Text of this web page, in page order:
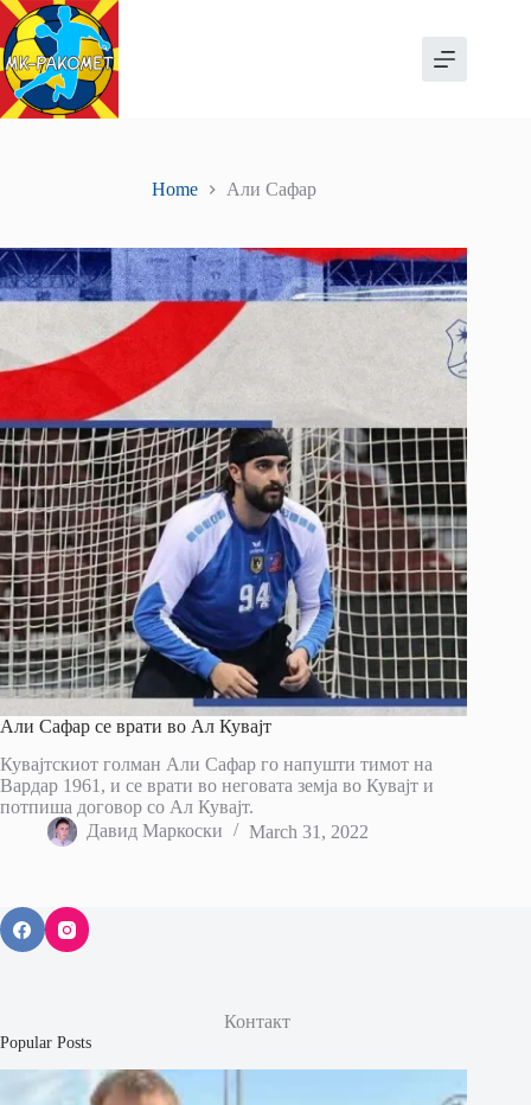
Skip
to
content
Home Али Сафар
Али Сафар се врати во Ал Кувајт
Кувајтскиот голман Али Сафар го напушти тимот на
Вардар 1961, и се врати во неговата земја во Кувајт и
потпиша договор со Ал Кувајт.
Давид Маркоски
March 31, 2022
Контакт
Popular Posts